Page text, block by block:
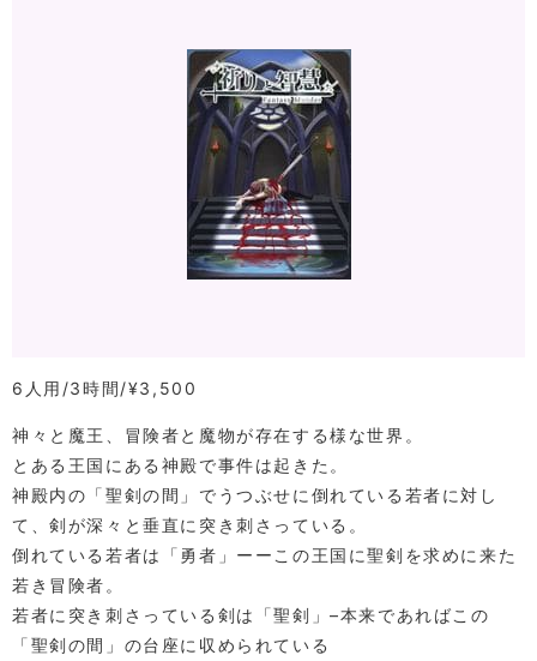
6人用 3時間 ¥3,500
神々と魔王、冒険者と魔物が存在する様な世界。
とある王国にある神殿で事件は起きた。
神殿内の「聖剣の間」でうつぶせに倒れている若者に対し
て、剣が深々と垂直に突き刺さっている。
倒れている若者は「勇者」ーーこの王国に聖剣を求めに来た
若き冒険者。
若者に突き刺さっている剣は「聖剣」–本来であればこの
「聖剣の間」の台座に収められている